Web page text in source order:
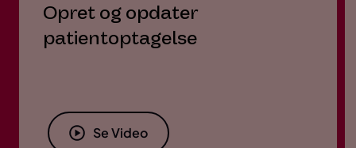
Opret og opdater
patientoptagelse
Se Video